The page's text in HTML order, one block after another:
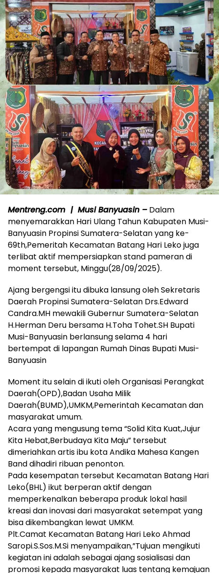
Mentreng.com | Musi Banyuasin – Dalam
menyemarakkan Hari Ulang Tahun Kabupaten Musi-
Banyuasin Propinsi Sumatera-Selatan yang ke-
69th,Pemeritah Kecamatan Batang Hari Leko juga
terlibat aktif mempersiapkan stand pameran di
moment tersebut, Minggu(28/09/2025).
Ajang bergengsi itu dibuka lansung oleh Sekretaris
Daerah Propinsi Sumatera-Selatan Drs.Edward
Candra.MH mewakili Gubernur Sumatera-Selatan
H.Herman Deru bersama H.Toha Tohet.SH Bupati
Musi-Banyuasin berlansung selama 4 hari
bertempat di lapangan Rumah Dinas Bupati Musi-
Banyuasin
Moment itu selain di ikuti oleh Organisasi Perangkat
Daerah(OPD),Badan Usaha Milik
Daerah(BUMD),UMKM,Pemerintah Kecamatan dan
masyarakat umum.
Acara yang mengusung tema “Solid Kita Kuat,Jujur
Kita Hebat,Berbudaya Kita Maju” tersebut
dimeriahkan artis ibu kota Andika Mahesa Kangen
Band dihadiri ribuan penonton.
Pada kesempatan tersebut Kecamatan Batang Hari
Leko(BHL) ikut berperan aktif dengan
memperkenalkan beberapa produk lokal hasil
kreasi dan inovasi dari masyarakat setempat yang
bisa dikembangkan lewat UMKM.
Plt.Camat Kecamatan Batang Hari Leko Ahmad
Saropi.S.Sos.M.Si menyampaikan,”Tujuan mengikuti
kegiatan ini adalah sebagai ajang sosialisasi dan
promosi kepada masyarakat luas tentang kemajuan